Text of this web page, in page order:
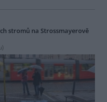
stromů na Strossmayerově